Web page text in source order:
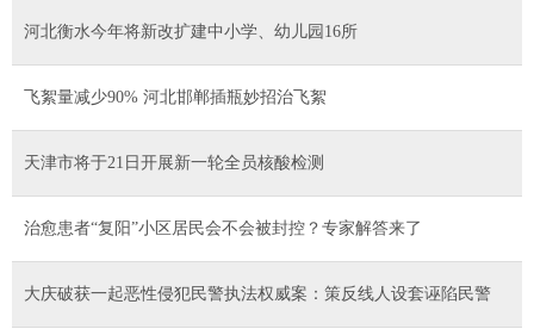
河北衡水今年将新改扩建中小学、幼儿园16所
飞絮量减少90% 河北邯郸插瓶妙招治飞絮
天津市将于21日开展新一轮全员核酸检测
治愈患者“复阳”小区居民会不会被封控？专家解答来了
大庆破获一起恶性侵犯民警执法权威案：策反线人设套诬陷民警